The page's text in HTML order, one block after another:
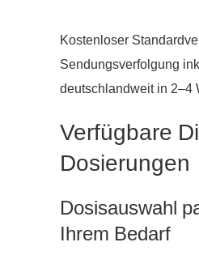
Kostenloser
Sendungsverfolgung
deutschlandweit in 2–4
Verfügbare
Dosierungen
Dosisauswahl
Ihrem Bedarf